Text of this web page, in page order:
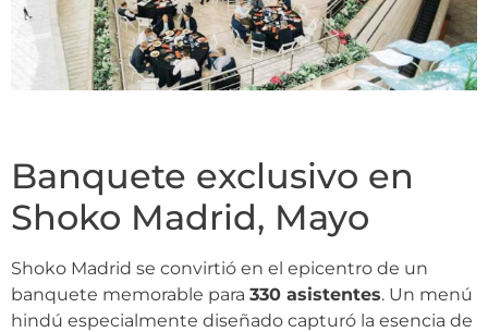
Banquete exclusivo en
Shoko Madrid, Mayo
Shoko Madrid se convirtió en el epicentro de un
banquete memorable para 330 asistentes. Un menú
hindú especialmente diseñado capturó la esencia de